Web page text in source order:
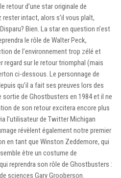
retour d’une star originale de
intact, alors s’il vous plaît,
Bien. La star en question n’est
le rôle de Walter Peck,
de l’environnement trop zélé et
regard sur le retour triomphal (mais
ci-dessous. Le personnage de
qu’il a fait ses preuves lors des
de Ghostbusters en 1984 et il ne
de son retour excitera encore plus
l’utilisateur de Twitter Michigan
révèlent également notre premier
en tant que Winston Zeddemore, qui
être un costume de
reprendra son rôle de Ghostbusters :
sciences Gary Grooberson.